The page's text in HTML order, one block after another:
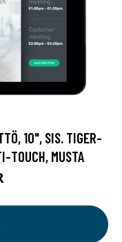
10", SIS. TIGER-
TOUCH, MUSTA